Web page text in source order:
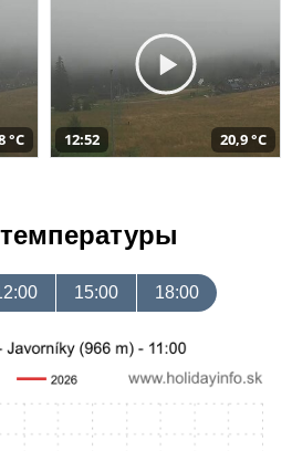
°C 12:52 20,9 °C
15:00 18:00